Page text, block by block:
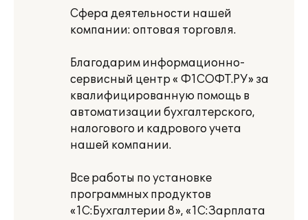
Сфера деятельности нашей
компании: оптовая торговля.
Благодарим информационно-
сервисный центр « Ф1СОФТ.РУ» за
квалифицированную помощь в
автоматизации бухгалтерского,
налогового и кадрового учета
нашей компании.
Все работы по установке
программных продуктов
«1С:Бухгалтерии 8», «1С:Зарплата